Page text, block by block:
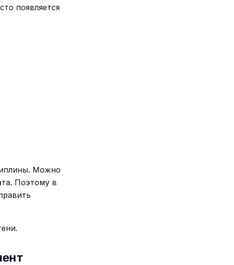
появляется
Можно
Поэтому в